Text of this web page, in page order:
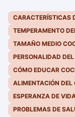
CARACTERÍSTICAS
TEMPERAMENTO
TAMAÑO MEDIO
PERSONALIDAD
CÓMO EDUCAR
ALIMENTACIÓN DEL
ESPERANZA DE
PROBLEMAS DE